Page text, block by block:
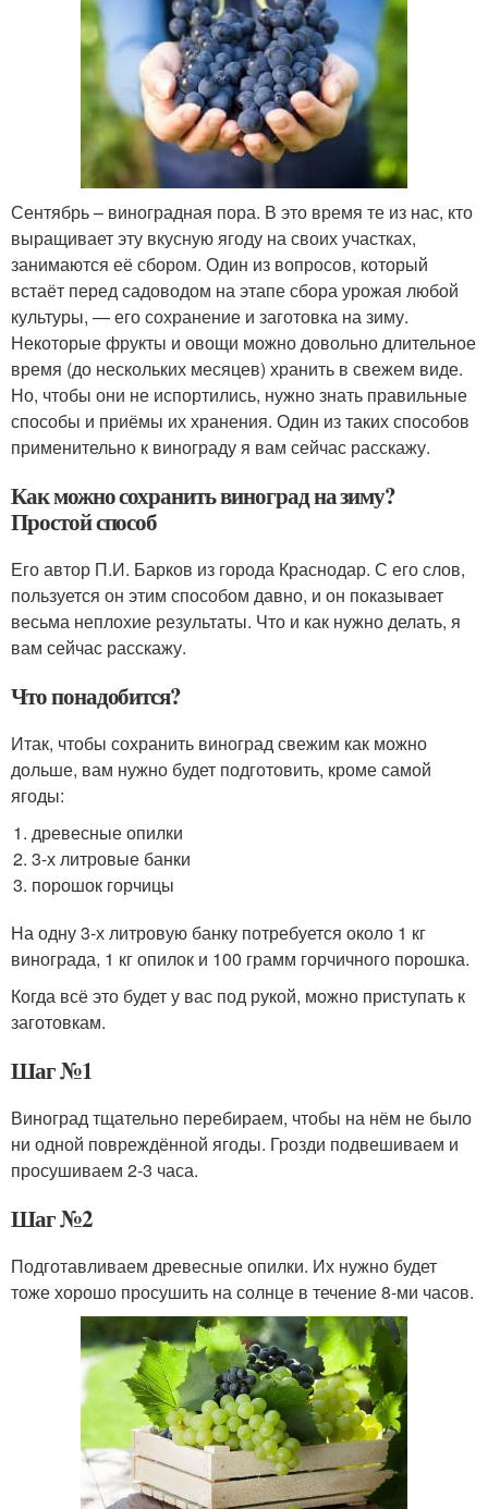
Сентябрь – виноградная пора. В это время те из нас, кто
выращивает эту вкусную ягоду на своих участках,
занимаются её сбором. Один из вопросов, который
встаёт перед садоводом на этапе сбора урожая любой
культуры, — его сохранение и заготовка на зиму.
Некоторые фрукты и овощи можно довольно длительное
время (до нескольких месяцев) хранить в свежем виде.
Но, чтобы они не испортились, нужно знать правильные
способы и приёмы их хранения. Один из таких способов
применительно к винограду я вам сейчас расскажу.
Как можно сохранить виноград на зиму?
Простой способ
Его автор П.И. Барков из города Краснодар. С его слов,
пользуется он этим способом давно, и он показывает
весьма неплохие результаты. Что и как нужно делать, я
вам сейчас расскажу.
Что понадобится?
Итак, чтобы сохранить виноград свежим как можно
дольше, вам нужно будет подготовить, кроме самой
ягоды:
древесные опилки
3-х литровые банки
порошок горчицы
На одну 3-х литровую банку потребуется около 1 кг
винограда, 1 кг опилок и 100 грамм горчичного порошка.
Когда всё это будет у вас под рукой, можно приступать к
заготовкам.
Шаг №1
Виноград тщательно перебираем, чтобы на нём не было
ни одной повреждённой ягоды. Грозди подвешиваем и
просушиваем 2-3 часа.
Шаг №2
Подготавливаем древесные опилки. Их нужно будет
тоже хорошо просушить на солнце в течение 8-ми часов.